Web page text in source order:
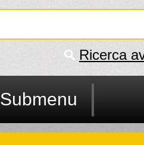
Ricerca
Submenu